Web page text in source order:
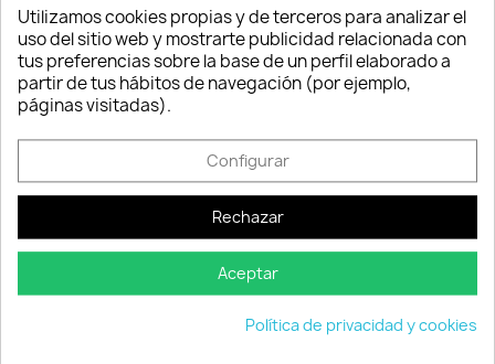
Tillandsia Bulbosa
4,95 €
Utilizamos cookies propias y de terceros para analizar el
uso del sitio web y mostrarte publicidad relacionada con
tus preferencias sobre la base de un perfil elaborado a
partir de tus hábitos de navegación (por ejemplo,
páginas visitadas).
Configurar
Rechazar
Aceptar
Política de privacidad y cookies